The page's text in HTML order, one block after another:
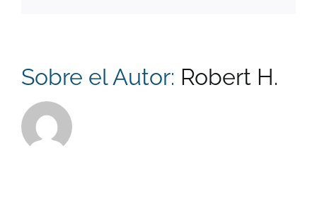
Sobre el Autor: Robert H.